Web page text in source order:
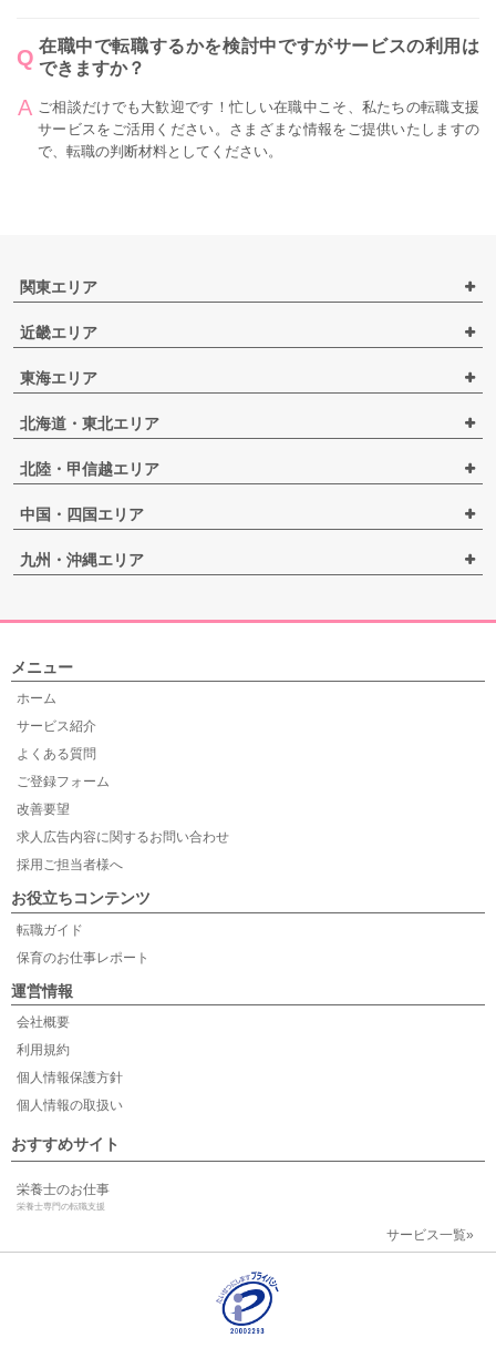
在職中で転職するかを検討中ですがサービスの利用は
できますか？
ご相談だけでも大歓迎です！忙しい在職中こそ、私たちの転職支援
サービスをご活用ください。さまざまな情報をご提供いたしますの
で、転職の判断材料としてください。
関東エリア
近畿エリア
東海エリア
北海道・東北エリア
北陸・甲信越エリア
中国・四国エリア
九州・沖縄エリア
メニュー
ホーム
サービス紹介
よくある質問
ご登録フォーム
改善要望
求人広告内容に関するお問い合わせ
採用ご担当者様へ
お役立ちコンテンツ
転職ガイド
保育のお仕事レポート
運営情報
会社概要
利用規約
個人情報保護方針
個人情報の取扱い
おすすめサイト
栄養士のお仕事
栄養士専門の転職支援
サービス一覧»